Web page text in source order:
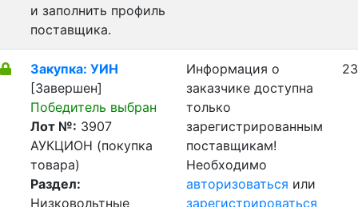
и заполнить профиль
поставщика.
Закупка: УИН
[Завершен]
Победитель выбран
Лот №: 3907
АУКЦИОН (покупка
товара)
Раздел:
Низковольтные
Информация о
заказчике доступна
только
зарегистрированным
поставщикам!
Необходимо
авторизоваться или
зарегистрироваться